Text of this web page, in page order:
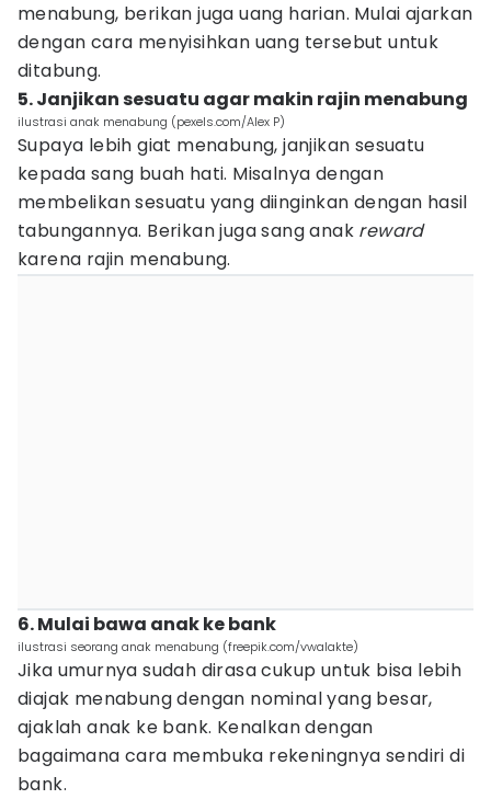
menabung, berikan juga uang harian. Mulai ajarkan
dengan cara menyisihkan uang tersebut untuk
ditabung.
5. Janjikan sesuatu agar makin rajin menabung
ilustrasi anak menabung (pexels.com/Alex P)
Supaya lebih giat menabung, janjikan sesuatu
kepada sang buah hati. Misalnya dengan
membelikan sesuatu yang diinginkan dengan hasil
tabungannya. Berikan juga sang anak reward
karena rajin menabung.
6. Mulai bawa anak ke bank
ilustrasi seorang anak menabung (freepik.com/vwalakte)
Jika umurnya sudah dirasa cukup untuk bisa lebih
diajak menabung dengan nominal yang besar,
ajaklah anak ke bank. Kenalkan dengan
bagaimana cara membuka rekeningnya sendiri di
bank.